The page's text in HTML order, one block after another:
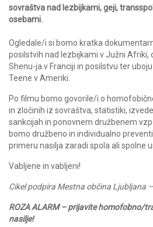
sovraštva nad lezbijkami, geji,
osebami.
Ogledale/i si bomo kratka
posilstvih nad lezbijkami v Južni Afriki,
Shenu-ja v Franciji in posilstvu ter
Teene v Ameriki.
Po filmu bomo govorile/i o
in zločinih iz sovraštva, statistiki,
sankcijah in ponovnem družbenem
bomo družbeno in individualno
primeru nasilja zaradi spola ali spolne
Vabljene in vabljeni!
Cikel podpira Mestna občina Ljubljana
ROZA ALARM – prijavite homofobno/
nasilje!